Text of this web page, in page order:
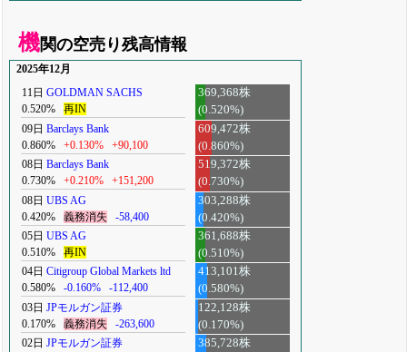
機関の空売り残高情報
2025年12月
11日 GOLDMAN SACHS
0.520%
再IN
369,368株
(0.520%)
09日 Barclays Bank
0.860%
+0.130% +90,100
609,472株
(0.860%)
08日 Barclays Bank
0.730%
+0.210% +151,200
519,372株
(0.730%)
08日 UBS AG
0.420%
義務消失 -58,400
303,288株
(0.420%)
05日 UBS AG
0.510%
再IN
361,688株
(0.510%)
04日 Citigroup Global Markets ltd
0.580%
-0.160% -112,400
413,101株
(0.580%)
03日 JPモルガン証券
0.170%
義務消失 -263,600
122,128株
(0.170%)
02日 JPモルガン証券
385,728株